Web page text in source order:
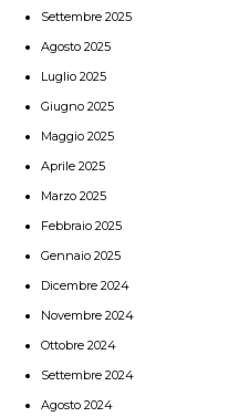
Settembre 2025
Agosto 2025
Luglio 2025
Giugno 2025
Maggio 2025
Aprile 2025
Marzo 2025
Febbraio 2025
Gennaio 2025
Dicembre 2024
Novembre 2024
Ottobre 2024
Settembre 2024
Agosto 2024